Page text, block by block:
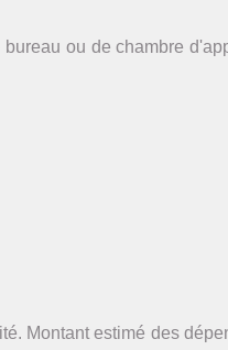
ou de chambre
Montant estimé des